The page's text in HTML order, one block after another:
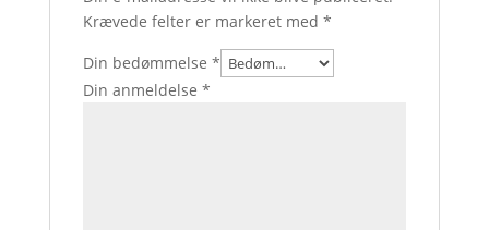
Krævede felter er markeret med *
Din bedømmelse *
Din anmeldelse *